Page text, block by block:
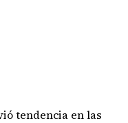
tendencia en las